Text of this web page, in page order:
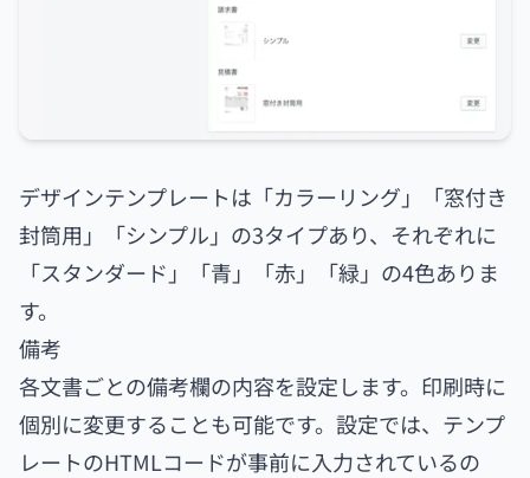
デザインテンプレートは「カラーリング」「窓付き
封筒用」「シンプル」の3タイプあり、それぞれに
「スタンダード」「青」「赤」「緑」の4色ありま
す。
備考
各文書ごとの備考欄の内容を設定します。印刷時に
個別に変更することも可能です。設定では、テンプ
レートのHTMLコードが事前に入力されているの